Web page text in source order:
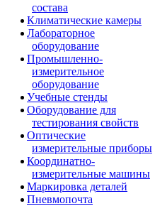
состава
Климатические камеры
Лабораторное
оборудование
Промышленно-
измерительное
оборудование
Учебные стенды
Оборудование для
тестирования свойств
Оптические
измерительные приборы
Координатно-
измерительные машины
Маркировка деталей
Пневмопочта